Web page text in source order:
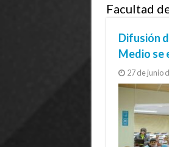
Facultad
Difusión
Medio se
27 de junio